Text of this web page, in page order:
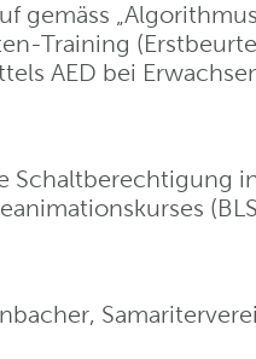
gemäss
Training
AED bei
Schaltberechtigung